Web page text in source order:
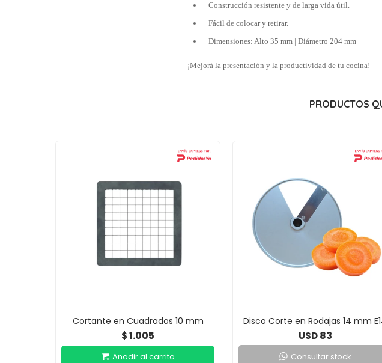
Construcción resistente y de larga vida útil.
Fácil de colocar y retirar.
Dimensiones: Alto 35 mm | Diámetro 204 mm
¡Mejorá la presentación y la productividad de tu cocina!
PRODUCTOS
Cortante en Cuadrados 10 mm
$1.005
Disco Corte en Rodajas 14 mm
USD 83
Consultar stock